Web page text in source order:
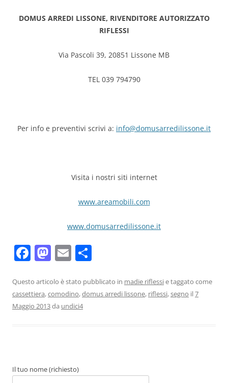
DOMUS ARREDI LISSONE, RIVENDITORE AUTORIZZATO
RIFLESSI
Via Pascoli 39, 20851 Lissone MB
TEL 039 794790
Per info e preventivi scrivi a: info@domusarredilissone.it
Visita i nostri siti internet
www.areamobili.com
www.domusarredilissone.it
F
c
e
k
M
st
o
E
ai
l
n
di
Questo articolo è stato pubblicato in madie riflessie taggato come
cassettiera,comodino,domus arredi lissone, riflessi,segno il7
Maggio 2013da undici4
Il tuo nome (richiesto)